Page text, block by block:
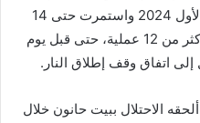
التي انطلقت أواخر ديسمبر/كانون الأول 2024 واستمرت حتى 14
يناير/كانون الثاني 2025، وشملت أكثر من 12 عملية، حتى قبل يوم
اتفاق وقف إطلاق النار.
الاحتلال ببيت حانون خلال